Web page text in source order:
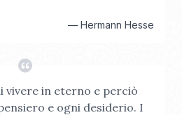
— Hermann Hesse
vivere in eterno e perciò
e ogni desiderio. I